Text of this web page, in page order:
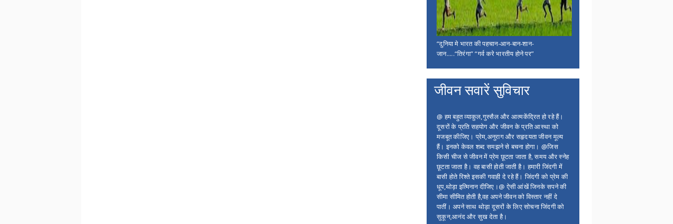
“दुनिया मे भारत की पहचान-आन-बान-शान-
जान.....“तिरंगा” “गर्व करे भारतीय होने पर”
जीवन सवारें सुविचार
@ हम बहुत व्याकुल,गुस्सैल और आत्मकेंद्रित हो रहे हैं।
दूसरों के प्रति सहयोग और जीवन के प्रति आस्था को
मजबूत कीजिए। प्रेम,अनुराग और सहृदयता जीवन मूल्य
हैं। इनको केवल शब्द समझने से बचना होगा। @जिस
किसी चीज से जीवन में प्रेम छूटता जाता है, समय और स्नेह
छूटता जाता है। वह बासी होती जाती है। हमारी जिंदगी में
बासी होते रिश्ते इसकी गवाही दे रहे हैं। जिंदगी को प्रेम की
धूप,थोड़ा इत्मिनान दीजिए।@ ऐसी आंखें जिनके सपने की
सीमा सीमित होती है,वह अपने जीवन को विस्तार नहीं दे
पातीं। अपने साथ थोड़ा दूसरों के लिए सोचना जिंदगी को
सुकून,आनंद और सुख देता है।